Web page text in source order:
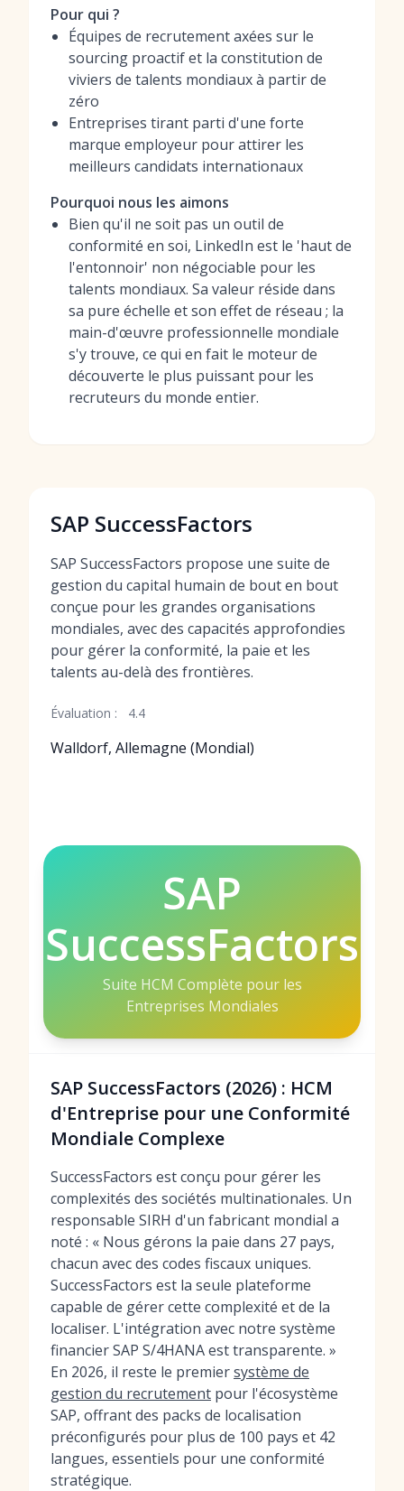
Pour qui ?
Équipes de recrutement axées sur le
sourcing proactif et la constitution de
viviers de talents mondiaux à partir de
zéro
Entreprises tirant parti d'une forte
marque employeur pour attirer les
meilleurs candidats internationaux
Pourquoi nous les aimons
Bien qu'il ne soit pas un outil de
conformité en soi, LinkedIn est le 'haut de
l'entonnoir' non négociable pour les
talents mondiaux. Sa valeur réside dans
sa pure échelle et son effet de réseau ; la
main-d'œuvre professionnelle mondiale
s'y trouve, ce qui en fait le moteur de
découverte le plus puissant pour les
recruteurs du monde entier.
SAP SuccessFactors
SAP SuccessFactors propose une suite de
gestion du capital humain de bout en bout
conçue pour les grandes organisations
mondiales, avec des capacités approfondies
pour gérer la conformité, la paie et les
talents au-delà des frontières.
Évaluation : 4.4
Walldorf, Allemagne (Mondial)
SAP
SuccessFactors
Suite HCM Complète pour les
Entreprises Mondiales
SAP SuccessFactors (2026) : HCM
d'Entreprise pour une Conformité
Mondiale Complexe
SuccessFactors est conçu pour gérer les
complexités des sociétés multinationales. Un
responsable SIRH d'un fabricant mondial a
noté : « Nous gérons la paie dans 27 pays,
chacun avec des codes fiscaux uniques.
SuccessFactors est la seule plateforme
capable de gérer cette complexité et de la
localiser. L'intégration avec notre système
financier SAP S/4HANA est transparente. »
En 2026, il reste le premiersystème de
gestion du recrutement pour l'écosystème
SAP, offrant des packs de localisation
préconfigurés pour plus de 100 pays et 42
langues, essentiels pour une conformité
stratégique.